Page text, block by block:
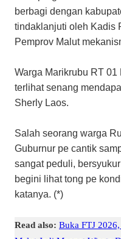
berbagi dengan
tindaklanjuti oleh Kadis
Pemprov Malut
Warga Marikrubu RT
terlihat senang
Sherly Laos.
Salah seorang warga
Guburnur pe cantik
sangat peduli,
begini lihat tong pe
katanya. (*)
Read also: Buka FTJ